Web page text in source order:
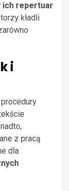
ich repertuar
kładli
i
z pracą
dla